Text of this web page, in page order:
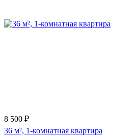
8 500 ₽
36 м², 1-комнатная квартира